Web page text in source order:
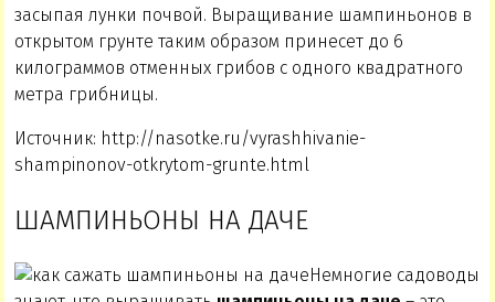
засыпая лунки почвой. Выращивание шампиньонов в
открытом грунте таким образом принесет до 6
килограммов отменных грибов с одного квадратного
метра грибницы.
Источник: http://nasotke.ru/vyrashhivanie-
shampinonov-otkrytom-grunte.html
ШАМПИНЬОНЫ НА ДАЧЕ
Немногие садоводы